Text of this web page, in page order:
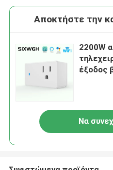
Αποκτήστε την
2200W
έξοδος
Να